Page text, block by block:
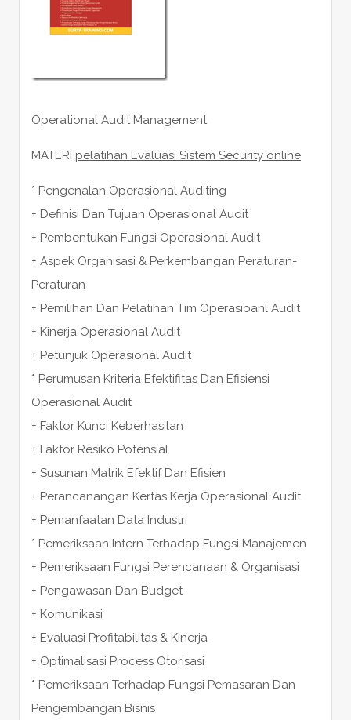
Operational Audit Management
MATERI pelatihan Evaluasi Sistem Security online
* Pengenalan Operasional Auditing
+ Definisi Dan Tujuan Operasional Audit
+ Pembentukan Fungsi Operasional Audit
+ Aspek Organisasi & Perkembangan Peraturan-
Peraturan
+ Pemilihan Dan Pelatihan Tim Operasioanl Audit
+ Kinerja Operasional Audit
+ Petunjuk Operasional Audit
* Perumusan Kriteria Efektifitas Dan Efisiensi
Operasional Audit
+ Faktor Kunci Keberhasilan
+ Faktor Resiko Potensial
+ Susunan Matrik Efektif Dan Efisien
+ Perancanangan Kertas Kerja Operasional Audit
+ Pemanfaatan Data Industri
* Pemeriksaan Intern Terhadap Fungsi Manajemen
+ Pemeriksaan Fungsi Perencanaan & Organisasi
+ Pengawasan Dan Budget
+ Komunikasi
+ Evaluasi Profitabilitas & Kinerja
+ Optimalisasi Process Otorisasi
* Pemeriksaan Terhadap Fungsi Pemasaran Dan
Pengembangan Bisnis